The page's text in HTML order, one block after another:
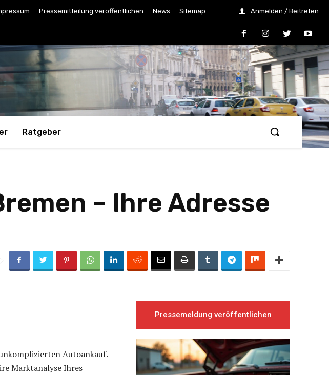
Pressemitteilung veröffentlichen News Sitemap Anmelden / Beitreten
Ratgeber
– Ihre Adresse
Autoankauf.
Marktanalyse Ihres
Pressemeldung veröffentlichen